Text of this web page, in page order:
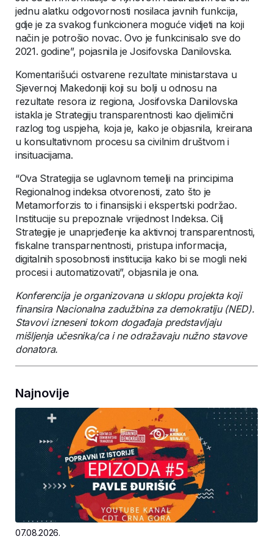
jednu alatku odgovornosti nosilaca javnih funkcija,
gdje je za svakog funkcionera moguće vidjeti na koji
način je potrošio novac. Ovo je funkcinisalo sve do
2021. godine”, pojasnila je Josifovska Danilovska.
Komentarišući ostvarene rezultate ministarstava u
Sjevernoj Makedoniji koji su bolji u odnosu na
rezultate resora iz regiona, Josifovska Danilovska
istakla je Strategiju transparentnosti kao djelimični
razlog tog uspjeha, koja je, kako je objasnila, kreirana
u konsultativnom procesu sa civilnim društvom i
insituacijama.
“Ova Strategija se uglavnom temelji na principima
Regionalnog indeksa otvorenosti, zato što je
Metamorforzis to i finansijski i ekspertski podržao.
Institucije su prepoznale vrijednost Indeksa. Cilj
Strategije je unaprjeđenje ka aktivnoj transparentnosti,
fiskalne transparnentnosti, pristupa informacija,
digitalnih sposobnosti institucija kako bi se mogli neki
procesi i automatizovati”, objasnila je ona.
Konferencija je organizovana u sklopu projekta koji
finansira Nacionalna zadužbina za demokratiju (NED).
Stavovi izneseni tokom događaja predstavljaju
mišljenja učesnika/ca i ne odražavaju nužno stavove
donatora.
Najnovije
07.08.2026.